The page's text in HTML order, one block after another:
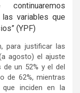
variables que
(YPF)
para justificar las
agosto) el ajuste
un 52% y el del
de 62%, mientras
inciden en la